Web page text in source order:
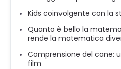
Kids coinvolgente con la
Quanto è bello la
rende la matematica
Comprensione del cane:
film